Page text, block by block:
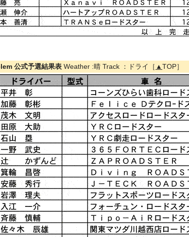
公式予選結果表 Weather :晴 Track ：ドライ［ ▲TOP］